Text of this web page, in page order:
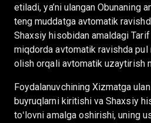
etiladi, ya’ni ulangan Obunaning
teng muddatga avtomatik
Shaxsiy hisobidan amaldagi
miqdorda avtomatik ravishda pul
olish orqali avtomatik uzaytirish
Foydalanuvchining Xizmatga
buyruqlarni kiritishi va Shaxsiy
toʻlovni amalga oshirishi, uning